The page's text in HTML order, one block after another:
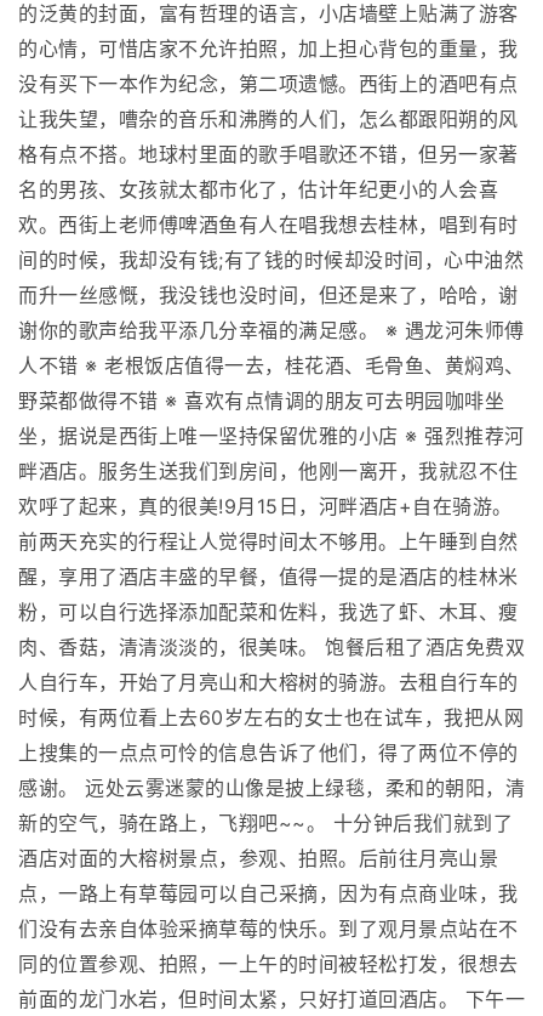
的泛黄的封面，富有哲理的语言，小店墙壁上贴满了游客
的心情，可惜店家不允许拍照，加上担心背包的重量，我
没有买下一本作为纪念，第二项遗憾。西街上的酒吧有点
让我失望，嘈杂的音乐和沸腾的人们，怎么都跟阳朔的风
格有点不搭。地球村里面的歌手唱歌还不错，但另一家著
名的男孩、女孩就太都市化了，估计年纪更小的人会喜
欢。西街上老师傅啤酒鱼有人在唱我想去桂林，唱到有时
间的时候，我却没有钱;有了钱的时候却没时间，心中油然
而升一丝感慨，我没钱也没时间，但还是来了，哈哈，谢
谢你的歌声给我平添几分幸福的满足感。 ※ 遇龙河朱师傅
人不错 ※ 老根饭店值得一去，桂花酒、毛骨鱼、黄焖鸡、
野菜都做得不错 ※ 喜欢有点情调的朋友可去明园咖啡坐
坐，据说是西街上唯一坚持保留优雅的小店 ※ 强烈推荐河
畔酒店。服务生送我们到房间，他刚一离开，我就忍不住
欢呼了起来，真的很美!9月15日，河畔酒店+自在骑游。
前两天充实的行程让人觉得时间太不够用。上午睡到自然
醒，享用了酒店丰盛的早餐，值得一提的是酒店的桂林米
粉，可以自行选择添加配菜和佐料，我选了虾、木耳、瘦
肉、香菇，清清淡淡的，很美味。 饱餐后租了酒店免费双
人自行车，开始了月亮山和大榕树的骑游。去租自行车的
时候，有两位看上去60岁左右的女士也在试车，我把从网
上搜集的一点点可怜的信息告诉了他们，得了两位不停的
感谢。 远处云雾迷蒙的山像是披上绿毯，柔和的朝阳，清
新的空气，骑在路上，飞翔吧~~。 十分钟后我们就到了
酒店对面的大榕树景点，参观、拍照。后前往月亮山景
点，一路上有草莓园可以自己采摘，因为有点商业味，我
们没有去亲自体验采摘草莓的快乐。到了观月景点站在不
同的位置参观、拍照，一上午的时间被轻松打发，很想去
前面的龙门水岩，但时间太紧，只好打道回酒店。 下午一